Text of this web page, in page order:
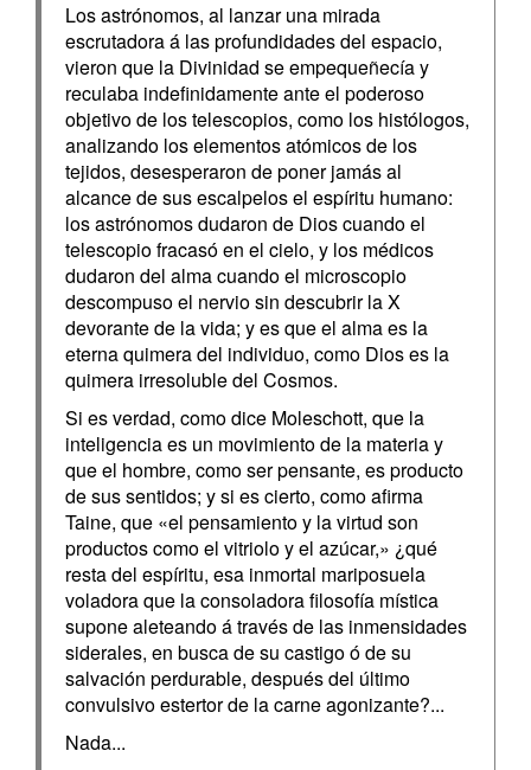
Los astrónomos, al lanzar una mirada
escrutadora á las profundidades del espacio,
vieron que la Divinidad se empequeñecía y
reculaba indefinidamente ante el poderoso
objetivo de los telescopios, como los histólogos,
analizando los elementos atómicos de los
tejidos, desesperaron de poner jamás al
alcance de sus escalpelos el espíritu humano:
los astrónomos dudaron de Dios cuando el
telescopio fracasó en el cielo, y los médicos
dudaron del alma cuando el microscopio
descompuso el nervio sin descubrir la X
devorante de la vida; y es que el alma es la
eterna quimera del individuo, como Dios es la
quimera irresoluble del Cosmos.
Si es verdad, como dice Moleschott, que la
inteligencia es un movimiento de la materia y
que el hombre, como ser pensante, es producto
de sus sentidos; y si es cierto, como afirma
Taine, que «el pensamiento y la virtud son
productos como el vitriolo y el azúcar,» ¿qué
resta del espíritu, esa inmortal mariposuela
voladora que la consoladora filosofía mística
supone aleteando á través de las inmensidades
siderales, en busca de su castigo ó de su
salvación perdurable, después del último
convulsivo estertor de la carne agonizante?...
Nada...